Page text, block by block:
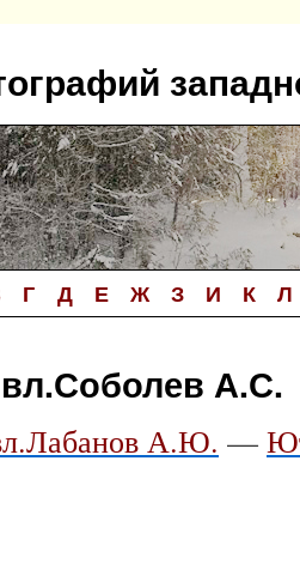
Г Д Е Ж З И К Л
А.С.
А.Ю. —